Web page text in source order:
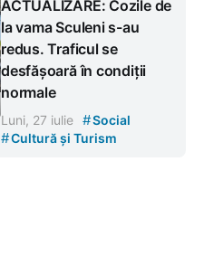
ACTUALIZARE: Cozile de
la vama Sculeni s-au
redus. Traficul se
desfășoară în condiții
normale
Luni, 27 iulie #Social
#Cultură și Turism